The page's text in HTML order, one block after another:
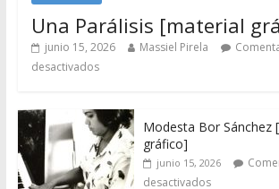
Una Parálisis [material
junio 15, 2026 Massiel Pirela
desactivados
Modesta Bor Sánchez
gráfico]
junio 15, 2026
desactivados